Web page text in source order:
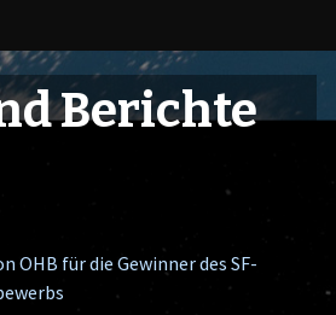
Berichte
OHB für die Gewinner des SF-